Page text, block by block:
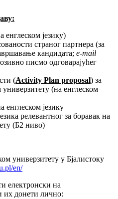
енглеском језику)
страног партнера (за
кандидата; e-mail
писмо одговарајућег
(Activity Plan proposal) за
(на енглеском
енглеском језику
релевантног за боравак на
(Б2 ниво)
универзитету у Бјалистоку
en/
електронски на
их донети лично: